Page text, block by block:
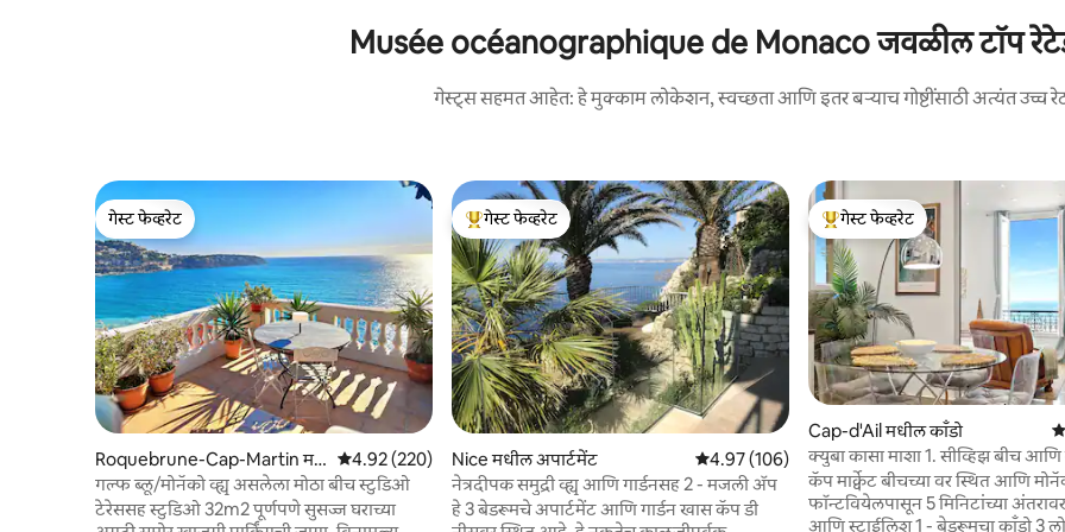
Musée océanographique de Monaco जवळील टॉप
गेस्ट्स सहमत आहेत: हे मुक्काम लोकेशन, स्वच्छता आणि इतर बऱ्याच गोष्टींसाठी अत्यंत
गेस्ट फेव्हरेट
गेस्ट फेव्हरेट
Roquebrune-Cap-Martin म
धील सुट्टीसाठी घर
5 पैकी 4.92 सरासरी रेटिंग, 220 रिव्ह्यूज
4.92 (220)
गल्फ ब्लू/मोनॅको व्ह्यू असलेला मोठा बीच स्टुडिओ
टेरेससह स्टुडिओ 32m2 पूर्णपणे सुसज्ज घराच्या
टॉप गेस्ट फेव्हरेट
गेस्ट फेव्हरेट
Nice मधील अपार्टमेंट 5 पैकी 4.97 सरासरी रेटिंग, 106 रिव्ह्यूज
4.97 (106)
नेत्रदीपक समुद्री व्ह्यू आणि गार्डनसह 2 - मजली ॲप
हे 3 बेडरूमचे अपार्टमेंट आणि गार्डन खास कॅप डी
टॉप गेस्ट फेव्हरेट
गेस्ट फेव्हरेट
Cap-d'Ail मधील काँडो 5
क्युबा कासा माशा 1. सीव्हिझ बीच
विनामूल्य पार्किंग
कॅप मार्क्वेट बीचच्या वर स्थित आणि
फॉन्टवियेलपासून 5 मिनिटांच्या
आणि स्टाईलिश 1 - बेडरूमचा काँडो 3